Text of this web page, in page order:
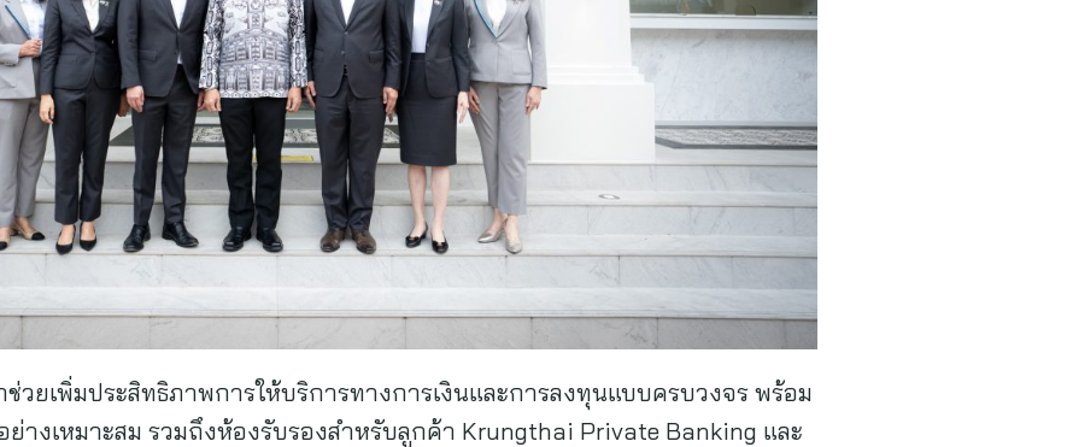
วยเพิ่มประสิทธิภาพการให้บริการทางการเงินและการลงทุนแบบครบวงจร พร้อม
างเหมาะสม รวมถึงห้องรับรองสำหรับลูกค้า Krungthai Private Banking และ